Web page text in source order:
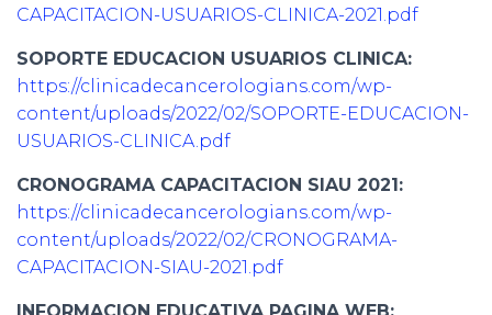
CAPACITACION-USUARIOS-CLINICA-2021.pdf
SOPORTE EDUCACION USUARIOS CLINICA:
https://clinicadecancerologians.com/wp-
content/uploads/2022/02/SOPORTE-EDUCACION-
USUARIOS-CLINICA.pdf
CRONOGRAMA CAPACITACION SIAU 2021:
https://clinicadecancerologians.com/wp-
content/uploads/2022/02/CRONOGRAMA-
CAPACITACION-SIAU-2021.pdf